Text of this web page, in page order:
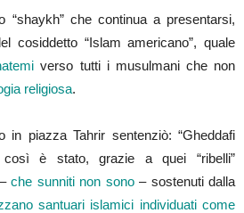
“shaykh” che continua a presentarsi,
cosiddetto “Islam americano”, quale
verso tutti i musulmani che non
religiosa.
in piazza Tahrir sentenziò: “Gheddafi
così è stato, grazie a quei “ribelli”
che sunniti non sono– sostenuti dalla
santuari islamici individuati come